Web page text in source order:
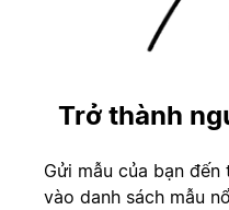
Trở thành
Gửi mẫu của bạn
vào danh sách mẫu